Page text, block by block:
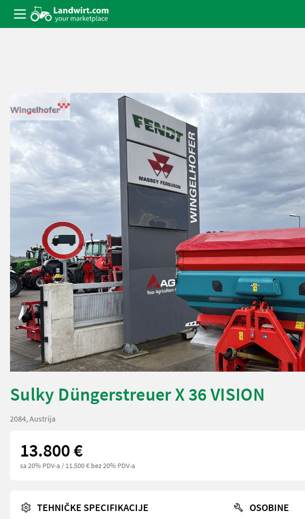
Sulky Düngerstreuer X 36 VISION
2084, Austrija
13.800 €
sa 20% PDV-a / 11.500 € bez 20% PDV-a
TEHNIČKE SPECIFIKACIJE OSOBINE